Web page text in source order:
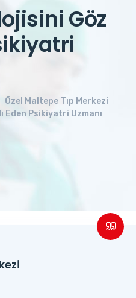
Göz
Özel Maltepe Tıp Merkezi
Eden Psikiyatri Uzmanı